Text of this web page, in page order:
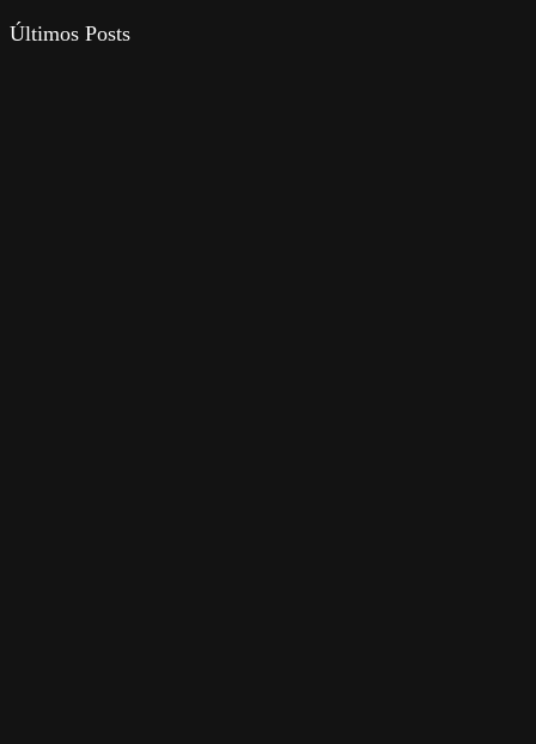
Últimos Posts